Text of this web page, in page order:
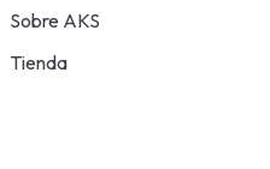
Sobre AKS
Tienda